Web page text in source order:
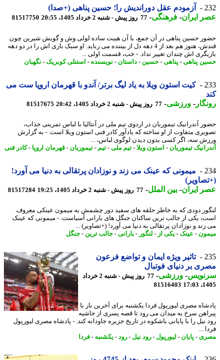
آزمودم عقل دوراندیش را؛ حسین پناهی (+صدا)
ایران- فرهنگی-77 روز پیش - شنبه 2 خرداد 1405، 20:55 81517750
حسین پناهی در آن جمع، با آن هیبت ساده لولی وش و گویش شیرین چون
قندش، هنوز هم بعد از 4 دهه دل از بیننده می رباید. او سبک بازی اش را در دو دهه
اش چندان تغییر نداد. - خب، قسمت اولی ...
پناهی-پناهی-حسین-داستان-نویسنده-استنلی کوبریک-نگهبان
کیت استون ویلا به یاد لیگ برتر/ آندو با قهرمان اروپا ست می
-ورزشی-77 روز پیش - شنبه 2 خرداد 1405، 20:42 81517675
آندرانیک تیموریان در اردوی تیم ملی در آنتالیا با لباس تمرینی جذاب،
متفاوت از او ساخته که یادآور کادر فنی استون ویلا است. - به گزارش
سه، اگر کسی بدون دیدن لوگوی لباس، ...
تیموریان-استون ویلا-تیم ملی -تیم -تیموریان-قهرمان اروپا - کادر فنی
میمونی که عینک می زند و نوزادان پرتقالی به دنیا می آورد!
ایران- بین الملل-77 روز پیش - شنبه 2 خرداد 1405، 19:25 81517284
دودی که به خاطر حلقه های سفید دور چشمش به میمون عینکی معروف
یکی از جالب ترین ساکنان جنگل های بارانی آسیاست. - میمونی که عینک
و نوزادان پرتقالی به دنیا می آورد! (+تصاویر) ...
-عینک-یکی از-لنگور-بارانی- جالب ترین- جنگل
‫تاثیر ویژه ایمان و تواضع فرعون
بر دنیای فوتبال
-ورزشی-
77 روز پیش - شنبه 2 خرداد
81516403
مصری لیورپول فردا یکشنبه برای آخرین بار با
سرخ به میدان می رود تا قصه پسری از حاشیه
نیل را با پایانی باشکوه در تاریخ جزیره جاودانه کند. - ‫پادشاه مصری لیورپول
...
- پایان-لیورپول -رود نیل-رود- یکشنبه-فردا